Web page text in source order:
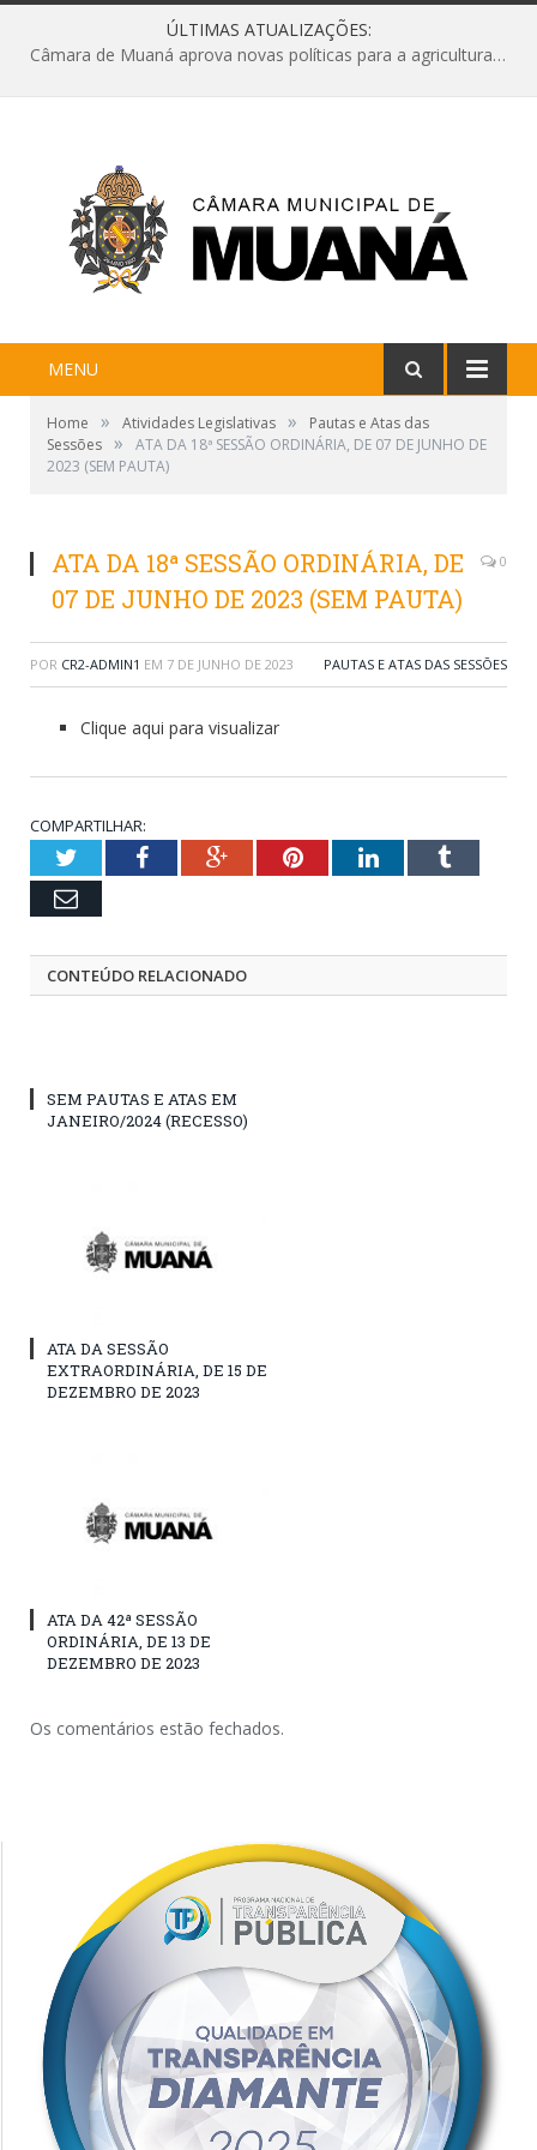
ÚLTIMAS ATUALIZAÇÕES:
Câmara de Muaná aprova novas políticas para a agricultura e solicita reforma da Ponte do Reduto
MENU
Home » Atividades Legislativas »
Pautas e Atas das
Sessões »
ATA DA 18ª SESSÃO ORDINÁRIA, DE 07 DE JUNHO DE
2023 (SEM PAUTA)
ATA DA 18ª SESSÃO ORDINÁRIA, DE
07 DE JUNHO DE 2023 (SEM PAUTA)
0
POR CR2-ADMIN1 EM 7 DE JUNHO DE 2023 PAUTAS E ATAS DAS SESSÕES
Clique aqui para visualizar
COMPARTILHAR:
TwitterFacebookGoogle+PinterestLinkedInTumblr
Email
CONTEÚDO RELACIONADO
SEM PAUTAS E ATAS EM
JANEIRO/2024 (RECESSO)
ATA DA SESSÃO
EXTRAORDINÁRIA, DE 15 DE
DEZEMBRO DE 2023
ATA DA 42ª SESSÃO
ORDINÁRIA, DE 13 DE
DEZEMBRO DE 2023
Os comentários estão fechados.